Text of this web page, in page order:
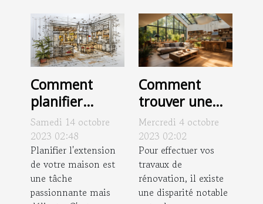
Comment
planifier
efficacement
l'extension de
votre maison
Samedi 14 octobre
2023 02:48
Planifier l'extension
de votre maison est
une tâche
passionnante mais
Comment
trouver une
bonne
entreprise de
rénovation
pour s'occuper
de votre
Mercredi 4 octobre
2023 02:02
Pour effectuer vos
travaux de
rénovation, il existe
une disparité notable